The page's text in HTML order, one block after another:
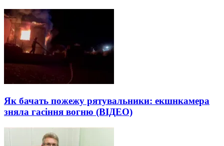
Як бачать пожежу рятувальники: екшнкамера
зняла гасіння вогню (ВІДЕО)